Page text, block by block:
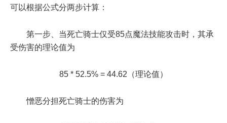
可以根据公式分两步计算：
第一步、当死亡骑士仅受85点魔法技能攻击时，其承
受伤害的理论值为
85 * 52.5% = 44.62（理论值）
憎恶分担死亡骑士的伤害为